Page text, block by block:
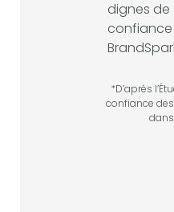
*D’après
confiance